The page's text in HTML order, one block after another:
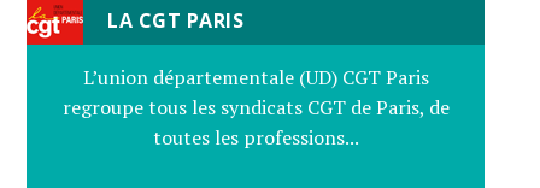
LA CGT PARIS
L’union départementale (UD) CGT Paris
regroupe tous les syndicats CGT de Paris, de
toutes les professions...